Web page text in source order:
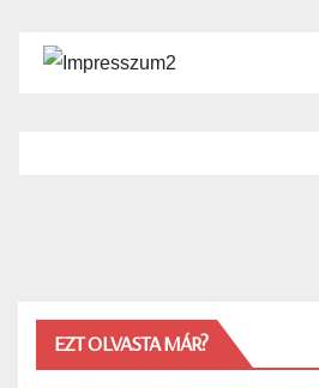
EZT OLVASTA MÁR?